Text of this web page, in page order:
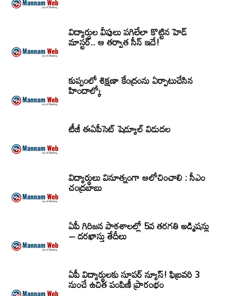
విద్యార్ధుల వీపులు పగిలేలా కొట్టిన హెడ్
మాస్టర్.. ఆ తర్వాత సీన్‌ ఇదే!
కుప్పంలో శిక్షణా కేంద్రంను ఏర్పాటుచేసిన
హిందాల్కో
టీజీ ఈఏపీసెట్‌ షెడ్యూల్‌ విడుదల
విద్యార్థులు వినూత్నంగా ఆలోచించాలి : సీఎం
చంద్రబాబు
ఏపీ గిరిజన పాఠశాలల్లో 5వ తరగతి అడ్మిషన్లు
– దరఖాస్తు తేదీలు
ఏపీ విద్యార్థులకు సూపర్ న్యూస్! ఫిబ్రవరి 3
నుంచే ఉచిత పంపిణీ ప్రారంభం